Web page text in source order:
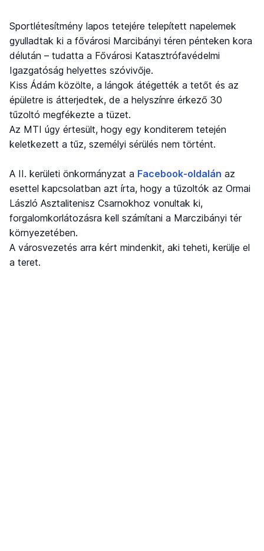
Sportlétesítmény lapos tetejére telepített napelemek
gyulladtak ki a fővárosi Marcibányi téren pénteken kora
délután – tudatta a Fővárosi Katasztrófavédelmi
Igazgatóság helyettes szóvivője.
Kiss Ádám közölte, a lángok átégették a tetőt és az
épületre is átterjedtek, de a helyszínre érkező 30
tűzoltó megfékezte a tüzet.
Az MTI úgy értesült, hogy egy konditerem tetején
keletkezett a tűz, személyi sérülés nem történt.
A II. kerületi önkormányzat a Facebook-oldalán az
esettel kapcsolatban azt írta, hogy a tűzoltók az Ormai
László Asztalitenisz Csarnokhoz vonultak ki,
forgalomkorlátozásra kell számítani a Marczibányi tér
környezetében.
A városvezetés arra kért mindenkit, aki teheti, kerülje el
a teret.